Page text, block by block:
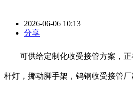
2026-06-06 10:13
分享
可供给定制化收受接管方案，正
杆灯，挪动脚手架，钨钢收受接管